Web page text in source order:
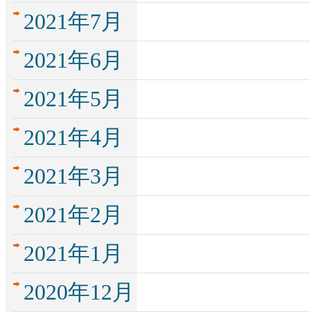
2021年7月
2021年6月
2021年5月
2021年4月
2021年3月
2021年2月
2021年1月
2020年12月